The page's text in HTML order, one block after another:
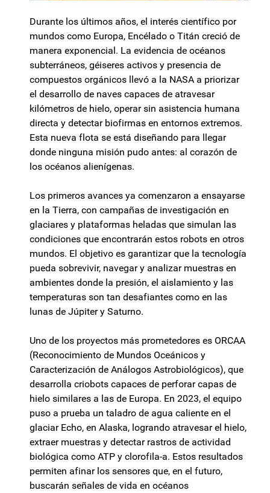
Durante los últimos años, el interés científico por
mundos como Europa, Encélado o Titán creció de
manera exponencial. La evidencia de océanos
subterráneos, géiseres activos y presencia de
compuestos orgánicos llevó a la NASA a priorizar
el desarrollo de naves capaces de atravesar
kilómetros de hielo, operar sin asistencia humana
directa y detectar biofirmas en entornos extremos.
Esta nueva flota se está diseñando para llegar
donde ninguna misión pudo antes: al corazón de
los océanos alienígenas.
Los primeros avances ya comenzaron a ensayarse
en la Tierra, con campañas de investigación en
glaciares y plataformas heladas que simulan las
condiciones que encontrarán estos robots en otros
mundos. El objetivo es garantizar que la tecnología
pueda sobrevivir, navegar y analizar muestras en
ambientes donde la presión, el aislamiento y las
temperaturas son tan desafiantes como en las
lunas de Júpiter y Saturno.
Uno de los proyectos más prometedores es ORCAA
(Reconocimiento de Mundos Oceánicos y
Caracterización de Análogos Astrobiológicos), que
desarrolla criobots capaces de perforar capas de
hielo similares a las de Europa. En 2023, el equipo
puso a prueba un taladro de agua caliente en el
glaciar Echo, en Alaska, logrando atravesar el hielo,
extraer muestras y detectar rastros de actividad
biológica como ATP y clorofila-a. Estos resultados
permiten afinar los sensores que, en el futuro,
buscarán señales de vida en océanos